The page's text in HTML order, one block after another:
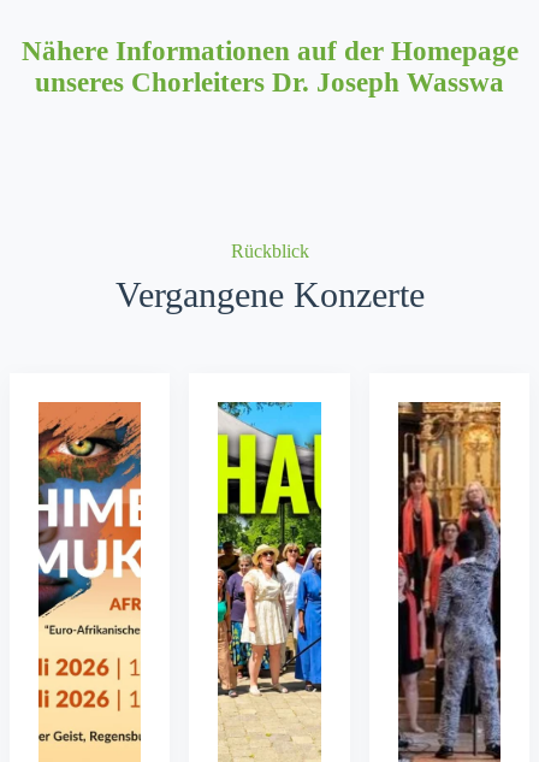
Nähere Infor­ma­tio­nen auf der Home­page
unseres Chor­leit­ers Dr. Joseph Wass­wa
Rück­blick
Vergangene Konzerte